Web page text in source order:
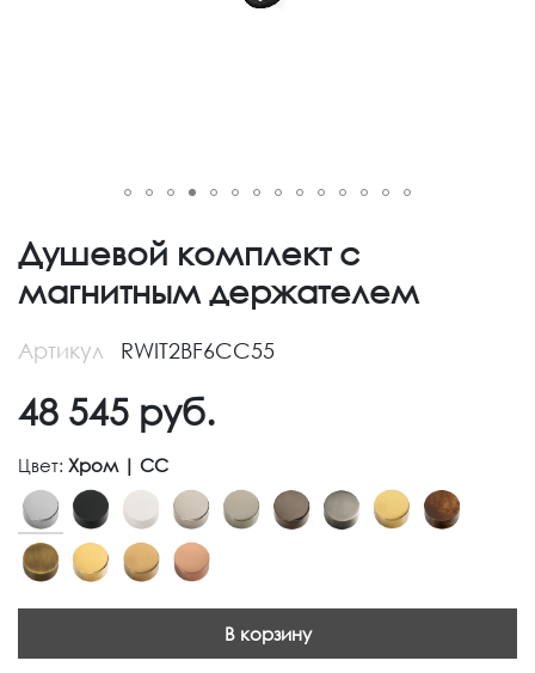
Душевой комплект с
магнитным держателем
Артикул RWIT2BF6CC55
48 545 руб.
Цвет: Хром | CC
В корзину